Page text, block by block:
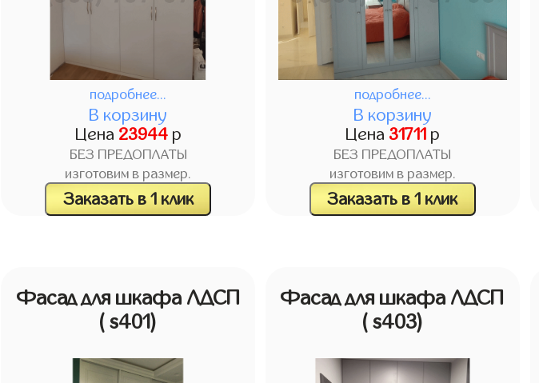
подробнее...
В корзину
Цена 23944р
БЕЗ ПРЕДОПЛАТЫ
изготовим в размер.
Заказать в 1 клик
подробнее...
В корзину
Цена 31711 р
БЕЗ ПРЕДОПЛАТЫ
изготовим в размер.
Заказать в 1 клик
Фасад для шкафа ЛДСП
( s401)
Фасад для шкафа ЛДСП
( s403)